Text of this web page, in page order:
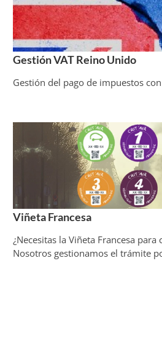
Gestión VAT Reino Unido
Gestión del pago de impuestos
Viñeta Francesa
¿Necesitas la Viñeta Francesa
Nosotros gestionamos el trámite